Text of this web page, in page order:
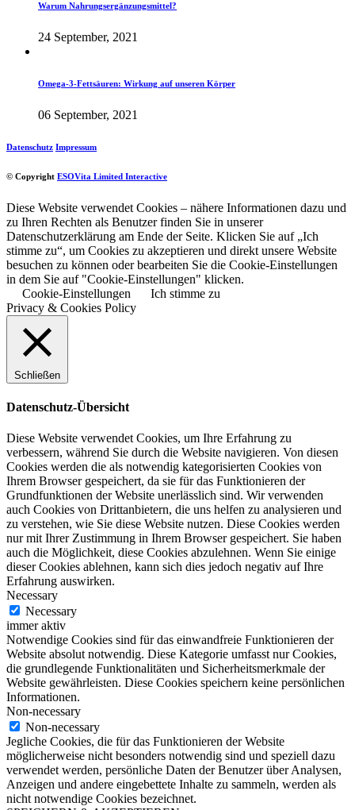
Warum Nahrungsergänzungsmittel?
24 September, 2021
Omega-3-Fettsäuren: Wirkung auf unseren Körper
06 September, 2021
Datenschutz Impressum
© Copyright ESOVita Limited Interactive
Diese Website verwendet Cookies – nähere Informationen dazu und
zu Ihren Rechten als Benutzer finden Sie in unserer
Datenschutzerklärung am Ende der Seite. Klicken Sie auf „Ich
stimme zu“, um Cookies zu akzeptieren und direkt unsere Website
besuchen zu können oder bearbeiten Sie die Cookie-Einstellungen
in dem Sie auf "Cookie-Einstellungen" klicken.
Cookie-Einstellungen
Ich stimme zu
Privacy & Cookies Policy
Schließen
Datenschutz-Übersicht
Diese Website verwendet Cookies, um Ihre Erfahrung zu
verbessern, während Sie durch die Website navigieren. Von diesen
Cookies werden die als notwendig kategorisierten Cookies von
Ihrem Browser gespeichert, da sie für das Funktionieren der
Grundfunktionen der Website unerlässlich sind. Wir verwenden
auch Cookies von Drittanbietern, die uns helfen zu analysieren und
zu verstehen, wie Sie diese Website nutzen. Diese Cookies werden
nur mit Ihrer Zustimmung in Ihrem Browser gespeichert. Sie haben
auch die Möglichkeit, diese Cookies abzulehnen. Wenn Sie einige
dieser Cookies ablehnen, kann sich dies jedoch negativ auf Ihre
Erfahrung auswirken.
Necessary
Necessary
immer aktiv
Notwendige Cookies sind für das einwandfreie Funktionieren der
Website absolut notwendig. Diese Kategorie umfasst nur Cookies,
die grundlegende Funktionalitäten und Sicherheitsmerkmale der
Website gewährleisten. Diese Cookies speichern keine persönlichen
Informationen.
Non-necessary
Non-necessary
Jegliche Cookies, die für das Funktionieren der Website
möglicherweise nicht besonders notwendig sind und speziell dazu
verwendet werden, persönliche Daten der Benutzer über Analysen,
Anzeigen und andere eingebettete Inhalte zu sammeln, werden als
nicht notwendige Cookies bezeichnet.